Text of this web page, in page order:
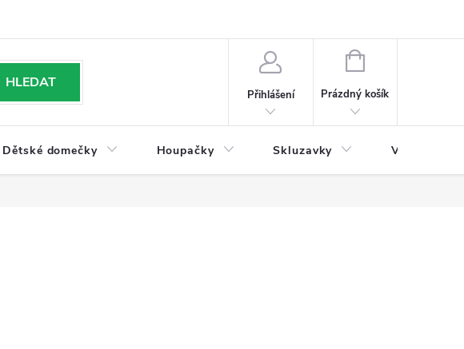
HLEDAT
Přihlášení
NÁKUPNÍ
Prázdný košík
Dětské domečky Houpačky Skluzavky Veřejná